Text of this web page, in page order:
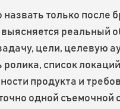
только после
выясняется реальный
цели, целевую
список
продукта и
одной съемочной